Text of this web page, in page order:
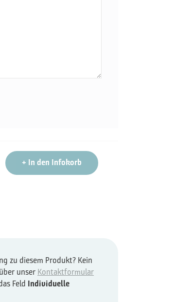
+ In den Infokorb
zu diesem Produkt? Kein
unser Kontaktformular
Feld Individuelle